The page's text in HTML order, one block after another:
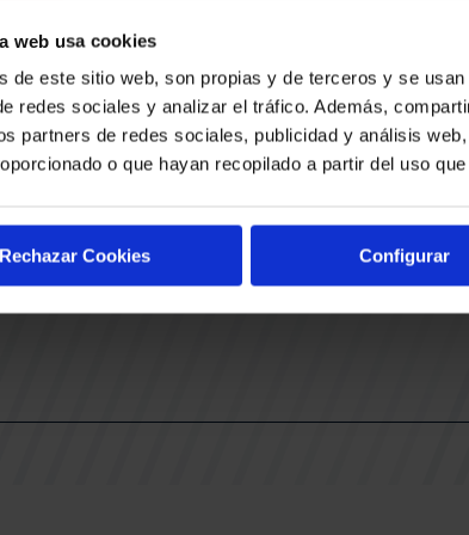
web usa cookies
de este sitio web, son propias y de terceros y se
redes sociales y analizar el tráfico. Además,
partners de redes sociales, publicidad y análisis
o que hayan recopilado a partir del uso
Rechazar Cookies Configurar
las actividades,
del SASKI
BAKH
01013